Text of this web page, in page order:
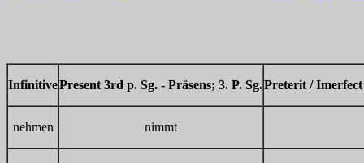
InfinitivePresent 3rd p. Sg. - Präsens; 3. P. Sg.Preterit /
nehmen nimmt